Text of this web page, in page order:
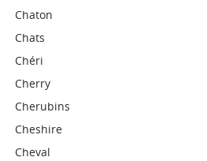
Chaton
Chats
Chéri
Cherry
Cherubins
Cheshire
Cheval